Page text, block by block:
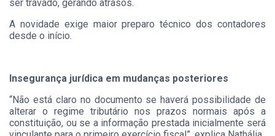
ser travado, gerando atrasos.
A novidade exige maior preparo técnico dos contadores
desde o início.
Insegurança jurídica em mudanças posteriores
“Não está claro no documento se haverá possibilidade de
alterar o regime tributário nos prazos normais após a
constituição, ou se a informação prestada inicialmente será